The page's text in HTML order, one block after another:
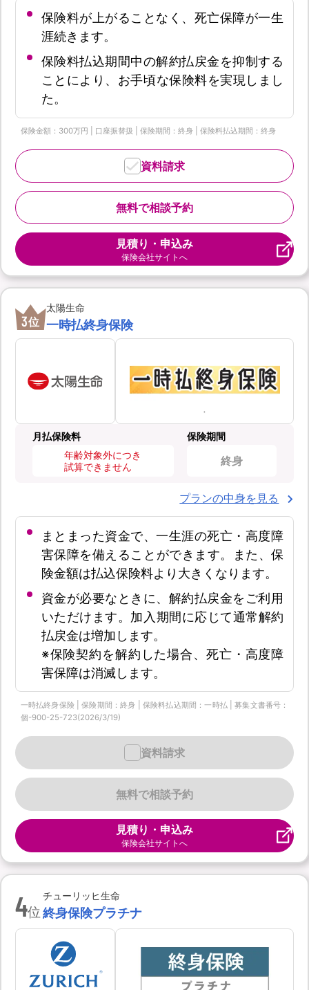
保険料が上がることなく、死亡保障が一生
涯続きます。
保険料払込期間中の解約払戻金を抑制する
ことにより、お手頃な保険料を実現しまし
た。
保険金額：300万円 | 口座振替扱 | 保険期間：終身 | 保険料払込期間：終身
無料で相談予約
資料請求
見積り・申込み
保険会社サイトへ
3位
太陽生命
一時払終身保険
月払保険料
年齢対象外につき
試算できません
保険期間
終身
プランの中身を見る
まとまった資金で、一生涯の死亡・高度障
害保障を備えることができます。また、保
険金額は払込保険料より大きくなります。
資金が必要なときに、解約払戻金をご利用
いただけます。加入期間に応じて通常解約
払戻金は増加します。
※保険契約を解約した場合、死亡・高度障
害保障は消滅します。
一時払終身保険 | 保険期間：終身 | 保険料払込期間：一時払 | 募集文書番号：
個-900-25-723(2026/3/19)
無料で相談予約
資料請求
見積り・申込み
保険会社サイトへ
4位
チューリッヒ生命
終身保険プラチナ